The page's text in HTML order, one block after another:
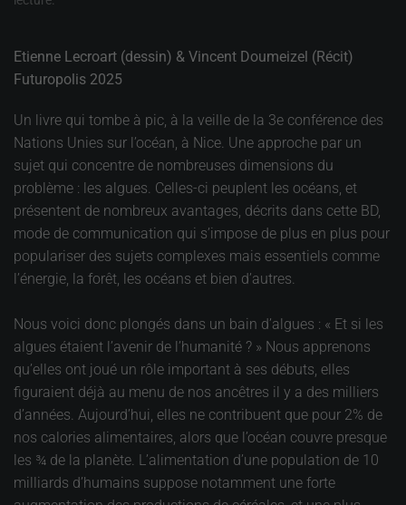
Etienne Lecroart (dessin) & Vincent Doumeizel (Récit)
Futuropolis 2025
Un livre qui tombe à pic, à la veille de la 3e conférence des
Nations Unies sur l’océan, à Nice. Une approche par un
sujet qui concentre de nombreuses dimensions du
problème : les algues. Celles-ci peuplent les océans, et
présentent de nombreux avantages, décrits dans cette BD,
mode de communication qui s’impose de plus en plus pour
populariser des sujets complexes mais essentiels comme
l’énergie, la forêt, les océans et bien d’autres.
Nous voici donc plongés dans un bain d’algues : « Et si les
algues étaient l’avenir de l’humanité ? » Nous apprenons
qu’elles ont joué un rôle important à ses débuts, elles
figuraient déjà au menu de nos ancêtres il y a des milliers
d’années. Aujourd’hui, elles ne contribuent que pour 2% de
nos calories alimentaires, alors que l’océan couvre presque
les ¾ de la planète. L’alimentation d’une population de 10
milliards d’humains suppose notamment une forte